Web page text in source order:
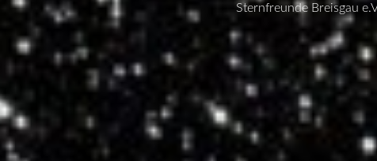
Sternfreunde Breisgau